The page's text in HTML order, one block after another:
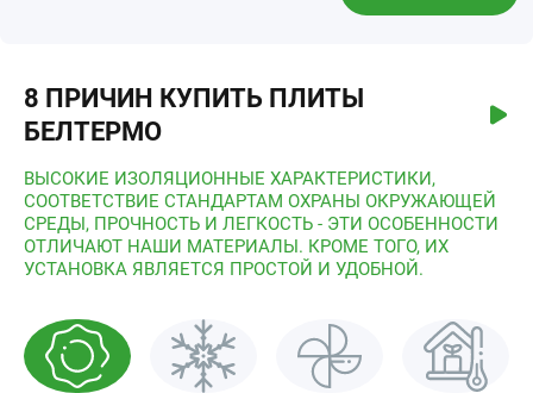
8 ПРИЧИН КУПИТЬ ПЛИТЫ
БЕЛТЕРМО
ВЫСОКИЕ ИЗОЛЯЦИОННЫЕ ХАРАКТЕРИСТИКИ,
СООТВЕТСТВИЕ СТАНДАРТАМ ОХРАНЫ ОКРУЖАЮЩЕЙ
СРЕДЫ, ПРОЧНОСТЬ И ЛЕГКОСТЬ - ЭТИ ОСОБЕННОСТИ
ОТЛИЧАЮТ НАШИ МАТЕРИАЛЫ. КРОМЕ ТОГО, ИХ
УСТАНОВКА ЯВЛЯЕТСЯ ПРОСТОЙ И УДОБНОЙ.